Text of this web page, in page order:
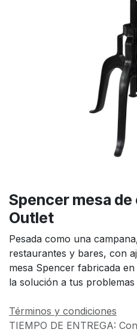
Spencer mesa
Outlet
Pesada como una
restaurantes y bares, con
mesa Spencer fabricada
la solución a tus problemas
Términos y condiciones
TIEMPO DE ENTREGA: